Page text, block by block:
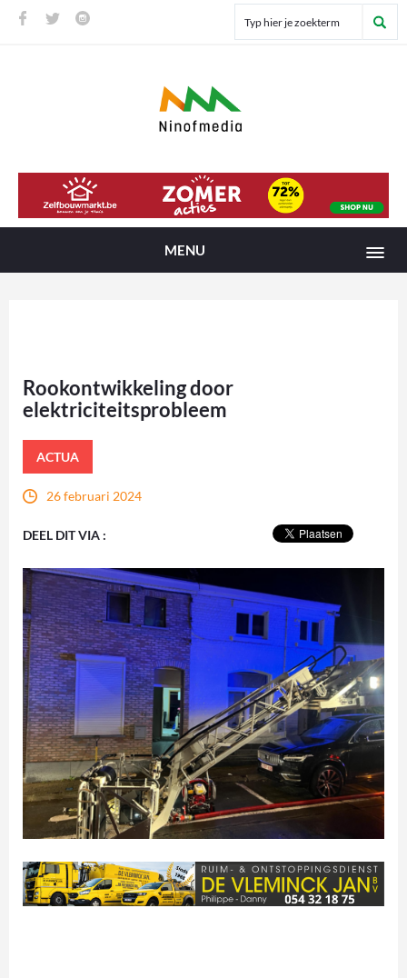
MENU
Rookontwikkeling door
elektriciteitsprobleem
ACTUA
26 februari 2024
DEEL DIT VIA :